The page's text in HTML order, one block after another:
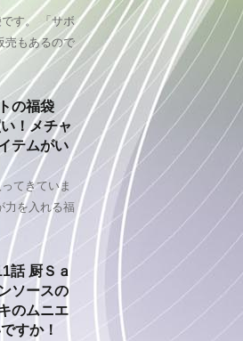
す。 「サボ
売もあるので
の福袋
！メチャ
テムがい
てきていま
力を入れる福
話 厨Ｓａ
ソースの
のムニエ
すか！